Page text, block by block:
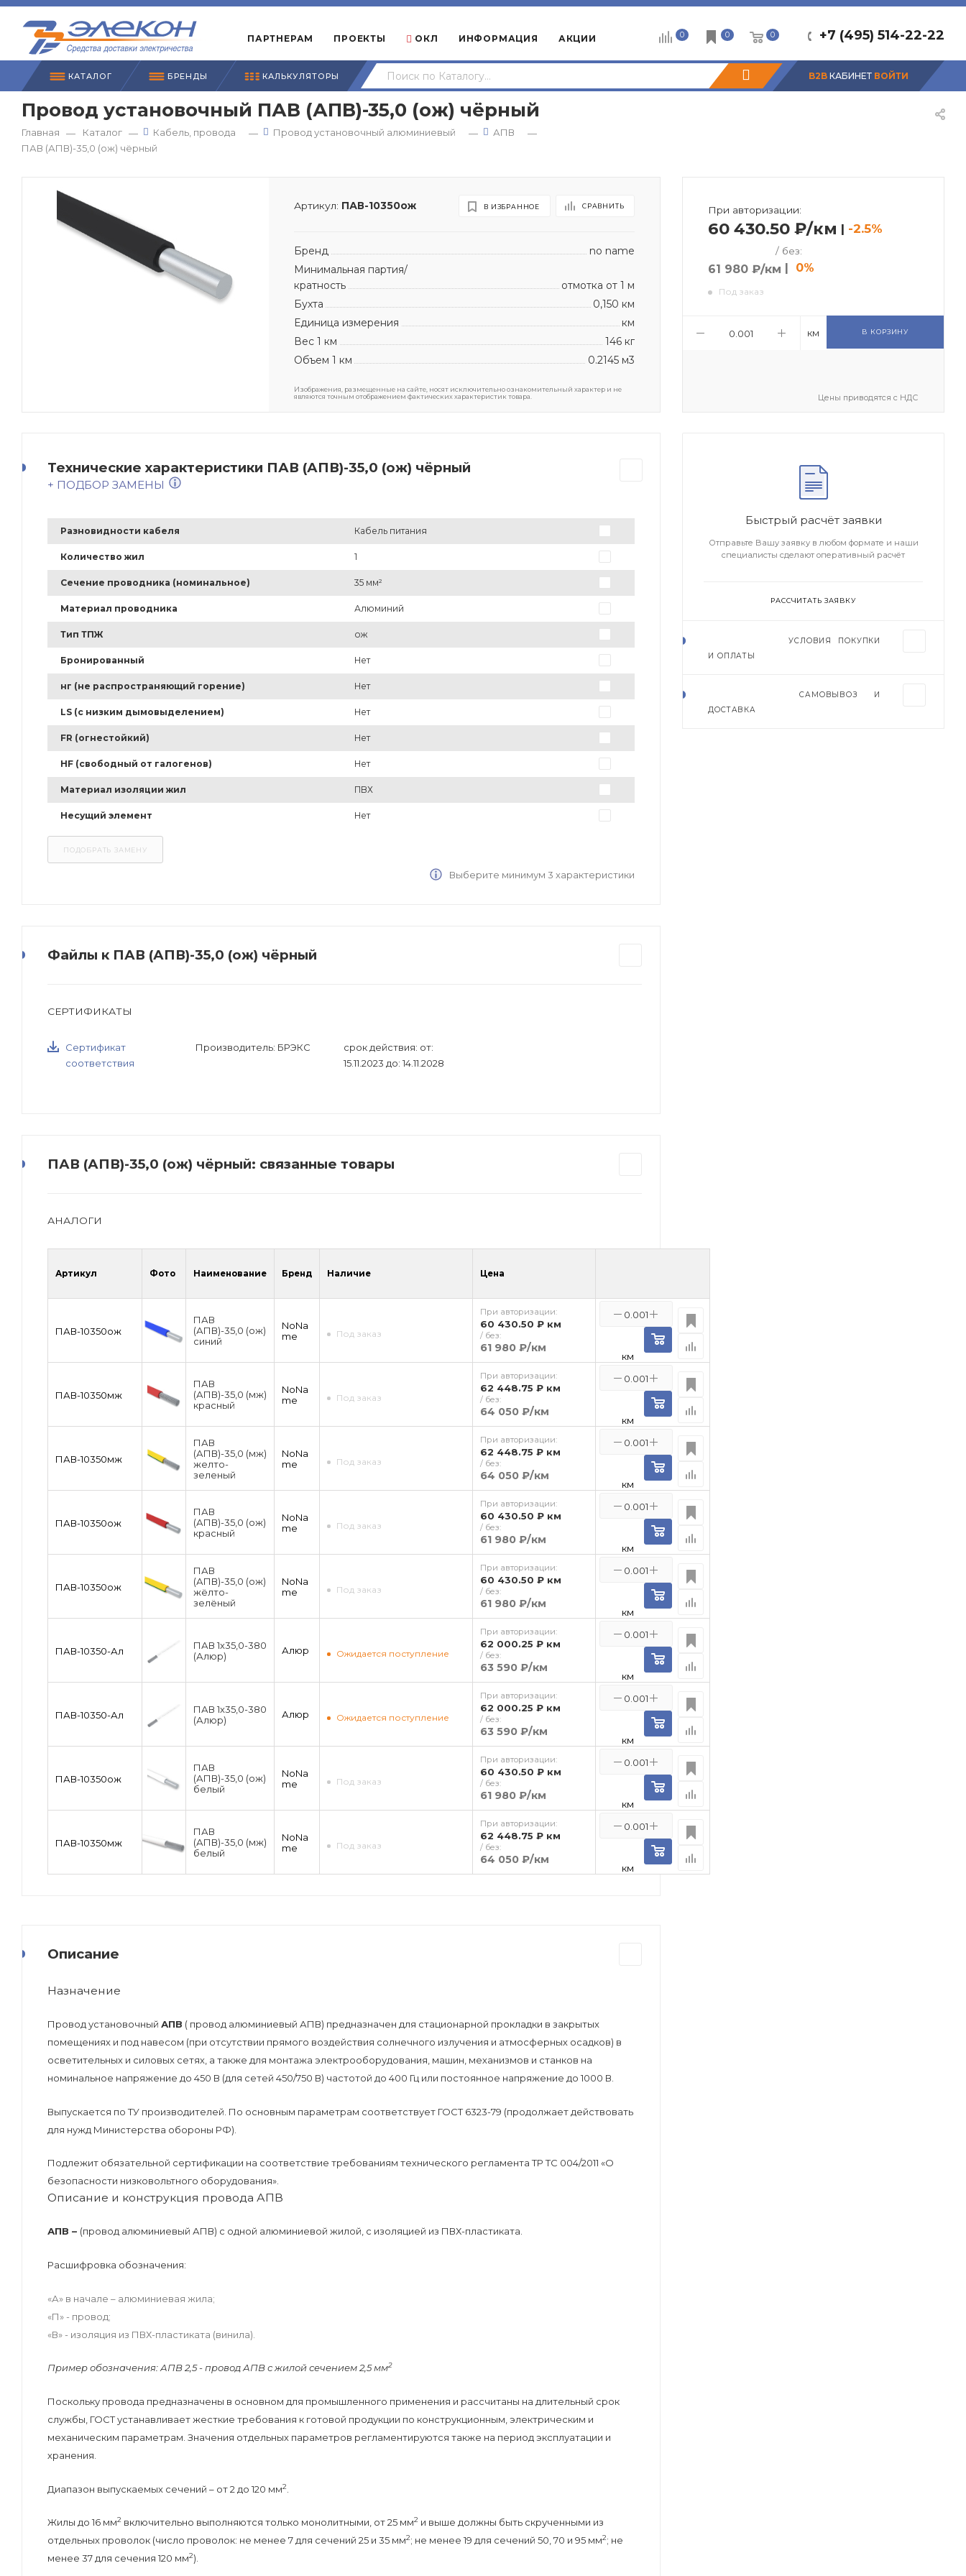
ПАРТНЕРАМ ПРОЕКТЫ ОКЛ ИНФОРМАЦИЯ АКЦИИ +7 (495) 514-22-22
0 0 0
B2B КАБИНЕТ ВОЙТИ
КАТАЛОГ БРЕНДЫ КАЛЬКУЛЯТОРЫ
Провод установочный ПАВ (АПВ)-35,0 (ож) чёрный
Главная — Каталог — Кабель, провода — Провод установочный алюминиевый — АПВ
—
ПАВ (АПВ)-35,0 (ож) чёрный
Артикул: ПАВ-10350ож В ИЗБРАННОЕ СРАВНИТЬ
Бренд
no name
Минимальная партия/
кратность
отмотка от 1 м
Бухта
0,150 км
Единица измерения
км
Вес 1 км
146 кг
Объем 1 км
0.2145 м3
Изображения, размещенные на сайте, носят исключительно ознакомительный характер и не
являются точным отображением фактических характеристик товара.
При авторизации:
60 430.50 ₽/км | -2.5%
/ без:
61 980 ₽/км | 0%
Под заказ
км В КОРЗИНУ
Цены приводятся с НДС
Технические характеристики ПАВ (АПВ)-35,0 (ож) чёрный
+ ПОДБОР ЗАМЕНЫ
Разновидности кабеля Кабель питания
Количество жил 1
Сечение проводника (номинальное) 35 мм²
Материал проводника Алюминий
Тип ТПЖ ож
Бронированный Нет
нг (не распространяющий горение) Нет
LS (с низким дымовыделением) Нет
FR (огнестойкий) Нет
HF (свободный от галогенов) Нет
Материал изоляции жил ПВХ
Несущий элемент Нет
Выберите минимум 3 характеристики
Файлы к ПАВ (АПВ)-35,0 (ож) чёрный
СЕРТИФИКАТЫ
Сертификат
соответствия
Производитель: БРЭКС
срок действия: от:
15.11.2023 до: 14.11.2028
ПАВ (АПВ)-35,0 (ож) чёрный: связанные товары
АНАЛОГИ
Артикул Фото Наименование Бренд Наличие Цена
ПАВ-10350ож
ПАВ
(АПВ)-35,0 (ож)
синий
NoNa
me
Под заказ
При авторизации:
60 430.50 ₽ км
/ без:
61 980 ₽/км
км
ПАВ-10350мж
ПАВ
(АПВ)-35,0 (мж)
красный
NoNa
me
Под заказ
При авторизации:
62 448.75 ₽ км
/ без:
64 050 ₽/км
км
ПАВ-10350мж
ПАВ
(АПВ)-35,0 (мж)
желто-
зеленый
NoNa
me
Под заказ
При авторизации:
62 448.75 ₽ км
/ без:
64 050 ₽/км
км
ПАВ-10350ож
ПАВ
(АПВ)-35,0 (ож)
красный
NoNa
me
Под заказ
При авторизации:
60 430.50 ₽ км
/ без:
61 980 ₽/км
км
ПАВ-10350ож
ПАВ
(АПВ)-35,0 (ож)
жёлто-
зелёный
NoNa
me
Под заказ
При авторизации:
60 430.50 ₽ км
/ без:
61 980 ₽/км
км
ПАВ-10350-Ал
ПАВ 1х35,0-380
(Алюр)
Алюр Ожидается поступление
При авторизации:
62 000.25 ₽ км
/ без:
63 590 ₽/км
км
ПАВ-10350-Ал
ПАВ 1х35,0-380
(Алюр)
Алюр Ожидается поступление
При авторизации:
62 000.25 ₽ км
/ без:
63 590 ₽/км
км
ПАВ-10350ож
ПАВ
(АПВ)-35,0 (ож)
белый
NoNa
me
Под заказ
При авторизации:
60 430.50 ₽ км
/ без:
61 980 ₽/км
км
ПАВ-10350мж
ПАВ
(АПВ)-35,0 (мж)
белый
NoNa
me
Под заказ
При авторизации:
62 448.75 ₽ км
/ без:
64 050 ₽/км
км
Описание
Назначение
Провод установочный АПВ ( провод алюминиевый АПВ) предназначен для стационарной прокладки в закрытых
помещениях и под навесом (при отсутствии прямого воздействия солнечного излучения и атмосферных осадков) в
осветительных и силовых сетях, а также для монтажа электрооборудования, машин, механизмов и станков на
номинальное напряжение до 450 В (для сетей 450/750 В) частотой до 400 Гц или постоянное напряжение до 1000 В.
Выпускается по ТУ производителей. По основным параметрам соответствует ГОСТ 6323-79 (продолжает действовать
для нужд Министерства обороны РФ).
Подлежит обязательной сертификации на соответствие требованиям технического регламента ТР ТС 004/2011 «О
безопасности низковольтного оборудования».
Описание и конструкция провода АПВ
АПВ – (провод алюминиевый АПВ) с одной алюминиевой жилой, с изоляцией из ПВХ-пластиката.
Расшифровка обозначения:
«А» в начале – алюминиевая жила;
«П» - провод;
«В» - изоляция из ПВХ-пластиката (винила).
Пример обозначения: АПВ 2,5 - провод АПВ с жилой сечением 2,5 мм2
Поскольку провода предназначены в основном для промышленного применения и рассчитаны на длительный срок
службы, ГОСТ устанавливает жесткие требования к готовой продукции по конструкционным, электрическим и
механическим параметрам. Значения отдельных параметров регламентируются также на период эксплуатации и
хранения.
Диапазон выпускаемых сечений – от 2 до 120 мм2
Жилы до 16 мм2 включительно выполняются только монолитными, от 25 мм2 и выше должны быть скрученными из
отдельных проволок (число проволок: не менее 7 для сечений 25 и 35 мм2; не менее 19 для сечений 50, 70 и 95 мм2; не
менее 37 для сечения 120 мм2).
Быстрый расчёт заявки
Отправьте Вашу заявку в любом формате и наши
специалисты сделают оперативный расчёт
РАССЧИТАТЬ ЗАЯВКУ
УСЛОВИЯ ПОКУПКИ
И ОПЛАТЫ
САМОВЫВОЗ И
ДОСТАВКА